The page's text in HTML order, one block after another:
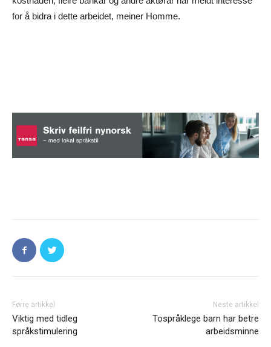
for å bidra i dette arbeidet, meiner Homme.
Førre artikkel
Viktig med tidleg
språkstimulering
Neste artikkel
Tospråklege barn har betre
arbeidsminne